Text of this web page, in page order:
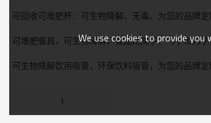
可回收可堆肥杯：可生物降解、无毒、为您的品牌定
可堆肥餐具，可生物降解，食品用叉子、勺子和刀
可生物降解饮用吸管，环保饮料吸管，为您的品牌定
1
We use cookies to provide